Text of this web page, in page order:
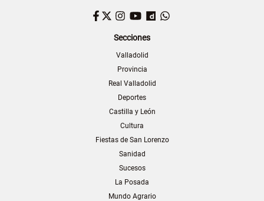
Facebook
TwitterInstagram
YouTubeDailymotion
Secciones
Valladolid
Provincia
Real Valladolid
Deportes
Castilla y León
Cultura
Fiestas de San Lorenzo
Sanidad
Sucesos
La Posada
Mundo Agrario